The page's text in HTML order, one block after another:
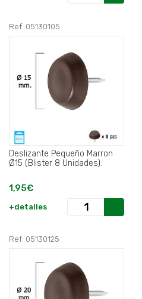
Ref: 05130105
Deslizante Pequeño Marron
Ø15 (Blister 8 Unidades).
1,95€
+detalles
Ref: 05130125